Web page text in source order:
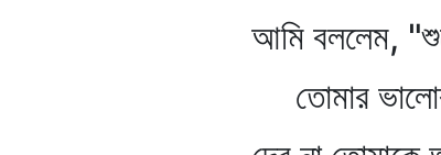
আমি বললেম,
তোমার